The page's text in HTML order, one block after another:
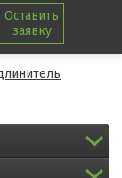
Оставить
заявку